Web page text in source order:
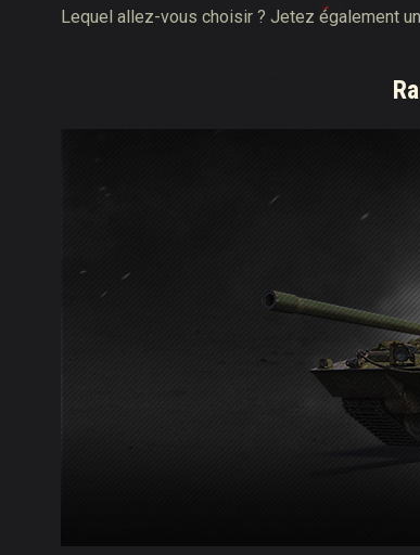
Lequel allez-vous choisir ? Jetez également